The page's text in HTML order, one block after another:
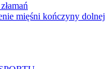
mięśni kończyny dolnej